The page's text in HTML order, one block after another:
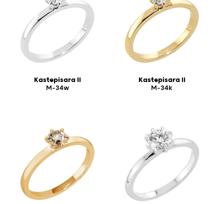
Kastepisara II
M-34w
Kastepisara II
M-34k